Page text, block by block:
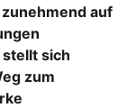
auf
sich
zum